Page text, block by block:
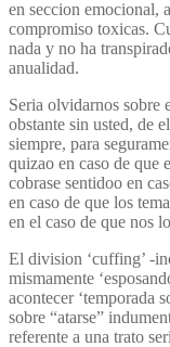
en seccion emocional,
compromiso toxicas.
nada y no ha
anualidad.
Seri­a olvidarnos sobre
obstante sin usted, de
siempre, para
quizao en caso de que
cobrase sentidoo en
en caso de que los
en el caso de que nos
El division ‘cuffing’ -
mismamente
acontecer ‘temporada
sobre “atarse”
referente a una trato